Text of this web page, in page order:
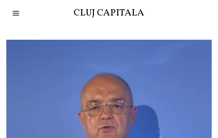
CLUJ CAPITALA